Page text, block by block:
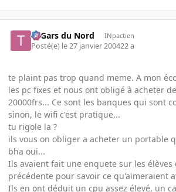
Ti Gars du Nord INpactien
Posté(e) le 27 janvier 200422 a
te plaint pas trop quand meme. A mon
les pc fixes et nous ont obligé à acheter
20000frs... Ce sont les banques qui sont
sinon, le wifi c'est pratique...
tu rigole la ?
ils vous on obliger a acheter un portable
bha oui...
Ils avaient fait une enquete sur les élèves
précédente pour savoir ce qu'aimeraient
Ils en ont déduit un cpu assez élevé, un